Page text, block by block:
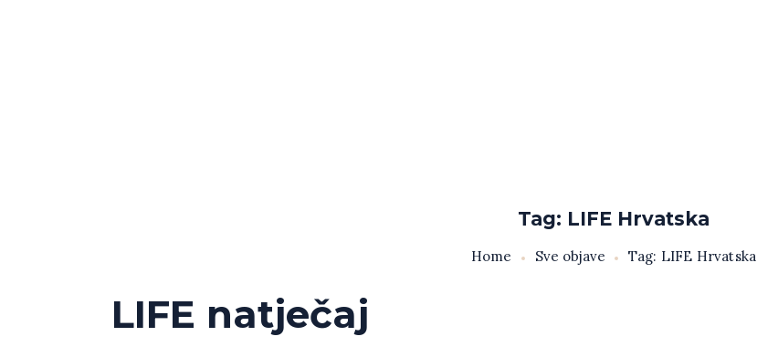
Tag: LIFE Hrvatska
Home Sve objave Tag: LIFE Hrvatska
LIFE natječaj